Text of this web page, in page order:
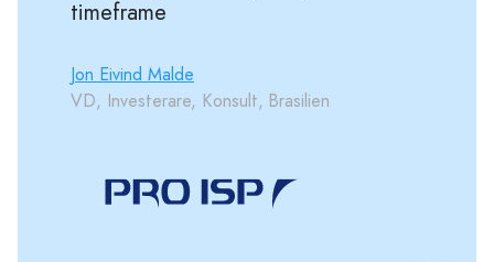
timeframe
Jon Eivind Malde
VD, Investerare, Konsult, Brasilien